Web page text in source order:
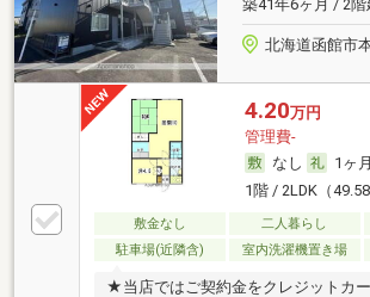
築41年6ヶ月 / 2階
北海道函館市
4.20万円
管理費-
なし
1ヶ月
1階 / 2LDK（
敷金なし 二人暮らし
駐車場(近隣含)
室内洗濯機置き場
★当店ではご契約金をクレジットカ